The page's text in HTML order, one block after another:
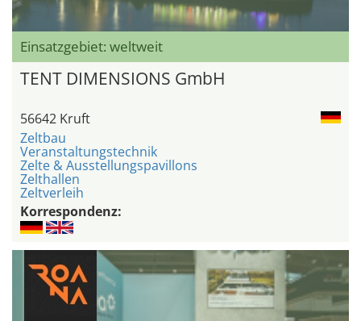
Einsatzgebiet: weltweit
TENT DIMENSIONS GmbH
56642 Kruft
Zeltbau
Veranstaltungstechnik
Zelte & Ausstellungspavillons
Zelthallen
Zeltverleih
Korrespondenz: